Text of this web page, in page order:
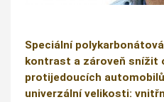
Speciální
kontrast a zároveň snížit
protijedoucích
univerzální velikosti: